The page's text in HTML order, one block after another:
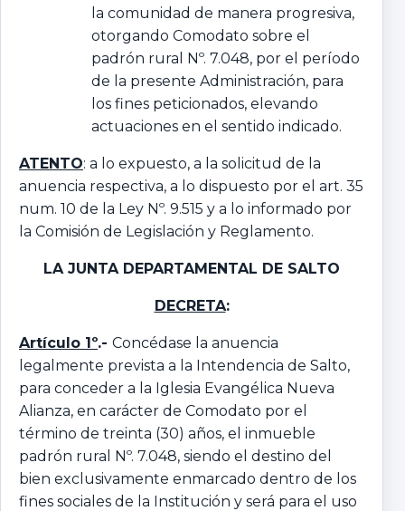
la comunidad de manera progresiva,
otorgando Comodato sobre el
padrón rural Nº. 7.048, por el período
de la presente Administración, para
los fines peticionados, elevando
actuaciones en el sentido indicado.
ATENTO: a lo expuesto, a la solicitud de la
anuencia respectiva, a lo dispuesto por el art. 35
num. 10 de la Ley Nº. 9.515 y a lo informado por
la Comisión de Legislación y Reglamento.
LA JUNTA DEPARTAMENTAL DE SALTO
DECRETA:
Artículo 1º.- Concédase la anuencia
legalmente prevista a la Intendencia de Salto,
para conceder a la Iglesia Evangélica Nueva
Alianza, en carácter de Comodato por el
término de treinta (30) años, el inmueble
padrón rural Nº. 7.048, siendo el destino del
bien exclusivamente enmarcado dentro de los
fines sociales de la Institución y será para el uso